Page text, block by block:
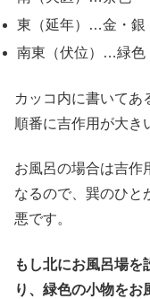
東（延年）…金・銀
南東（伏位）…緑色
カッコ内に書いてあ
順番に吉作用が大き
お風呂の場合は吉作
なるので、巽のひと
悪です。
もし北にお風呂場を
り、緑色の小物をお